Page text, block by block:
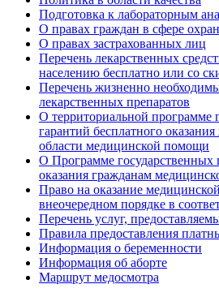
Подготовка к лабораторным
О правах граждан в сфере
О правах застрахованных лиц
Перечень лекарственных
населению бесплатно или со
Перечень жизненно
лекарственных препаратов
О территориальной программе
гарантий бесплатного
области медицинской помощи
О Программе государственных
оказания гражданам
Право на оказание
внеочередном порядке в
Перечень услуг,
Правила предоставления
Информация о беременности
Информация об аборте
Маршрут медосмотра